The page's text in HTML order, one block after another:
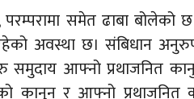
समेत ढाबा बोलेको
अवस्था छ। संबिधान
आफ्नो प्रथाजनित
कानुन र आफ्नो प्रथाजनित